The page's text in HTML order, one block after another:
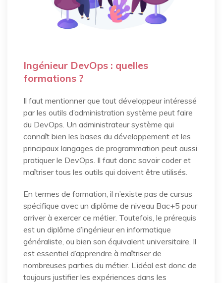
Ingénieur DevOps : quelles
formations ?
Il faut mentionner que tout développeur intéressé
par les outils d’administration système peut faire
du DevOps. Un administrateur système qui
connaît bien les bases du développement et les
principaux langages de programmation peut aussi
pratiquer le DevOps. Il faut donc savoir coder et
maîtriser tous les outils qui doivent être utilisés.
En termes de formation, il n’existe pas de cursus
spécifique avec un diplôme de niveau Bac+5 pour
arriver à exercer ce métier. Toutefois, le prérequis
est un diplôme d’ingénieur en informatique
généraliste, ou bien son équivalent universitaire. Il
est essentiel d’apprendre à maîtriser de
nombreuses parties du métier. L’idéal est donc de
toujours justifier les expériences dans les